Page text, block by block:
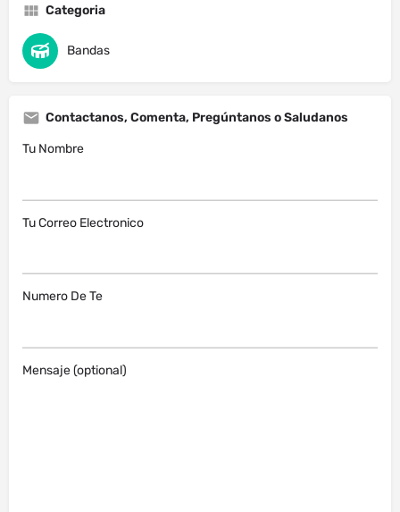
Categoria
Bandas
Contactanos, Comenta, Pregúntanos o Saludanos
Tu Nombre
Tu Correo Electronico
Numero De Te
Mensaje (optional)